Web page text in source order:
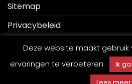
Sitemap
Privacybeleid
Disclaimer
Deze website maakt gebruik
ervaringen te verbeteren.
Ik